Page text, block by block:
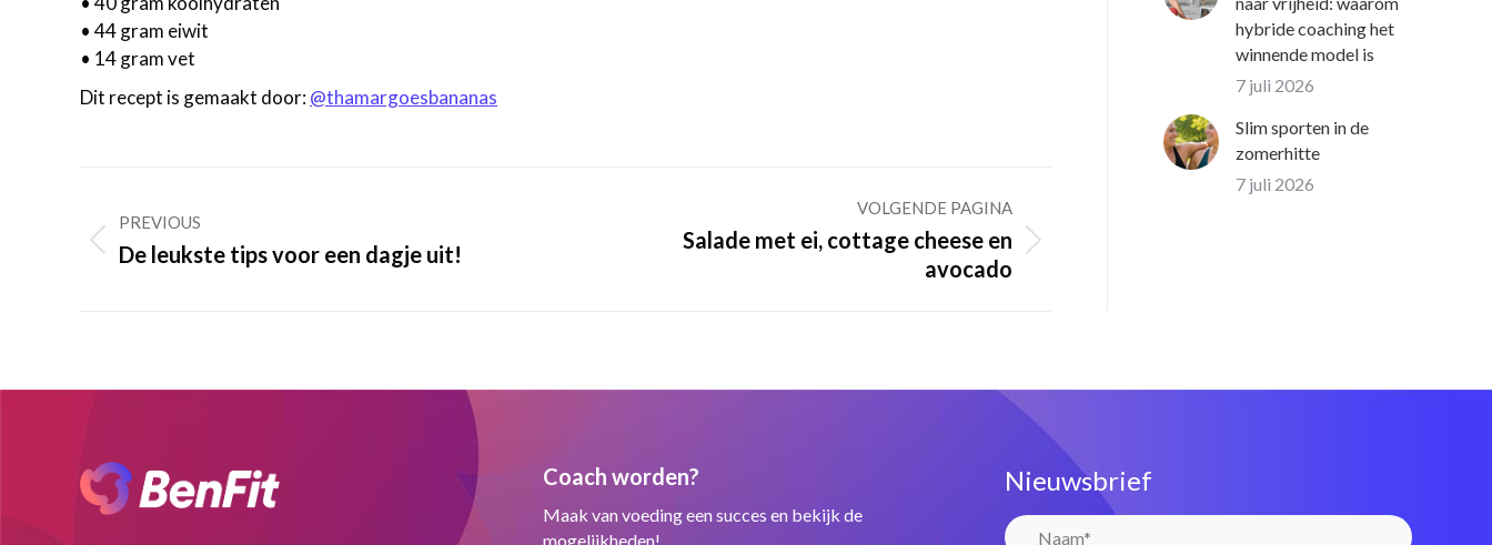
• 44 gram eiwit
• 14 gram vet
Dit recept is gemaakt door:@thamargoesbananas
navigation
PREVIOUS
Previous
De leukste tips voor een dagje uit!
VOLGENDE PAGINA
Salade met ei, cottage cheese en
avocado
hybride coaching het
winnende model is
7 juli 2026
Slim sporten in de
zomerhitte
7 juli 2026
Coach worden?
Maak van voeding een succes en bekijk de
mogelijkheden!
Nieuwsbrief